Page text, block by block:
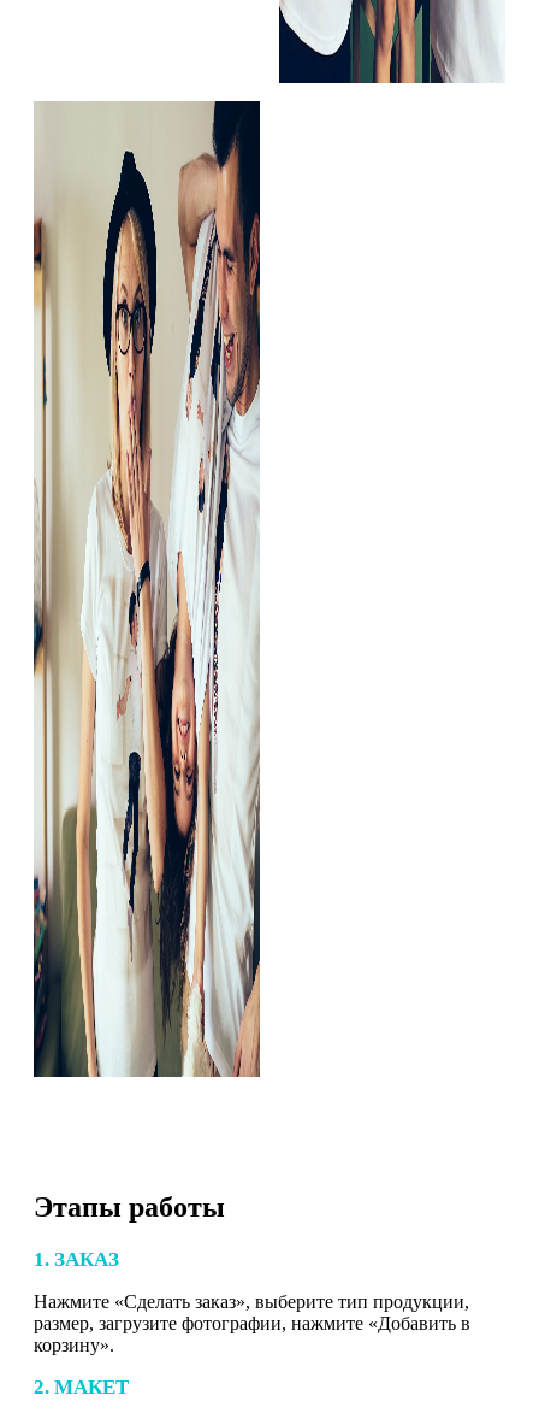
Этапы работы
1. ЗАКАЗ
Нажмите «Сделать заказ», выберите тип продукции,
размер, загрузите фотографии, нажмите «Добавить в
корзину».
2. МАКЕТ